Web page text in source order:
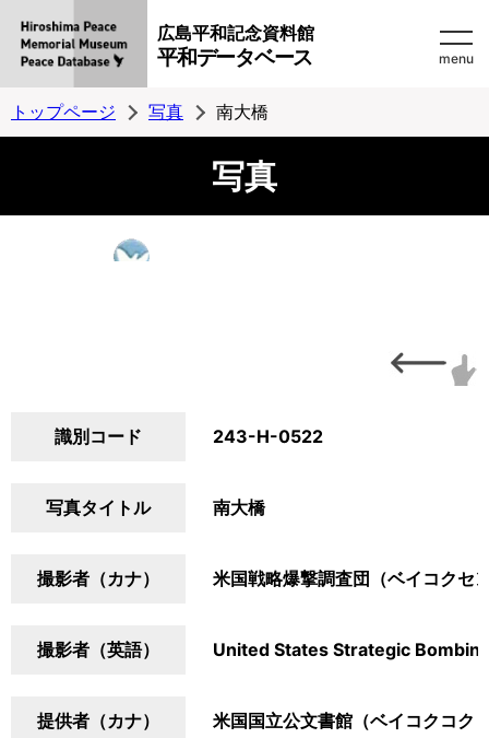
広島平和記念資料館
平和データベース menu
トップページ 写真 南大橋
写真
識別コード 243-H-0522
写真タイトル 南大橋
撮影者（カナ） 米国戦略爆撃調査団（ベイコクセ
撮影者（英語） United States Strategic
提供者（カナ） 米国国立公文書館（ベイコクコク